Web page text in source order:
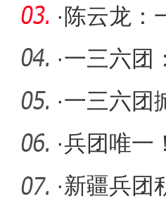
· 陈云龙：
·一三六团
·一三六团
神热潮
·兵团唯一
化示范区
·新疆兵团